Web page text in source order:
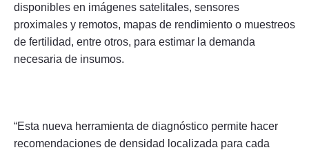
disponibles en imágenes satelitales, sensores
proximales y remotos, mapas de rendimiento o muestreos
de fertilidad, entre otros, para estimar la demanda
necesaria de insumos.
“Esta nueva herramienta de diagnóstico permite hacer
recomendaciones de densidad localizada para cada